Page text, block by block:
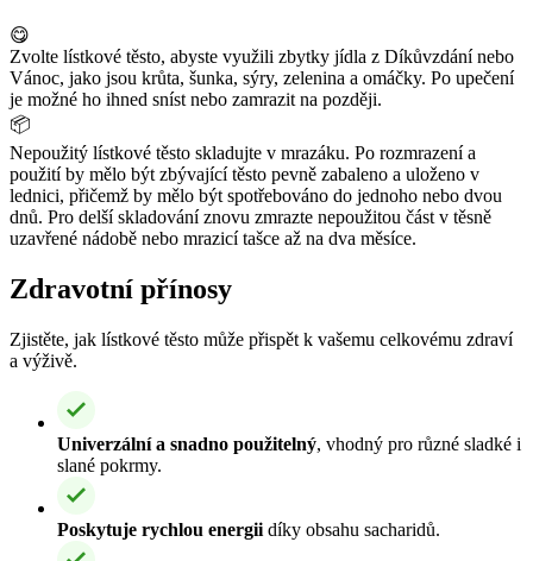
😋
Zvolte lístkové těsto, abyste využili zbytky jídla z Díkůvzdání nebo
Vánoc, jako jsou krůta, šunka, sýry, zelenina a omáčky. Po upečení
je možné ho ihned sníst nebo zamrazit na později.
📦
Nepoužitý lístkové těsto skladujte v mrazáku. Po rozmrazení a
použití by mělo být zbývající těsto pevně zabaleno a uloženo v
lednici, přičemž by mělo být spotřebováno do jednoho nebo dvou
dnů. Pro delší skladování znovu zmrazte nepoužitou část v těsně
uzavřené nádobě nebo mrazicí tašce až na dva měsíce.
Zdravotní přínosy
Zjistěte, jak lístkové těsto může přispět k vašemu celkovému zdraví
a výživě.
Univerzální a snadno použitelný, vhodný pro různé sladké i
slané pokrmy.
Poskytuje rychlou energii díky obsahu sacharidů.